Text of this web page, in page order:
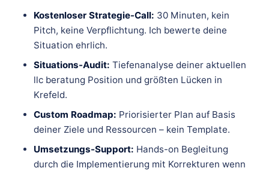
Kostenloser Strategie-Call: 30 Minuten, kein
Pitch, keine Verpflichtung. Ich bewerte deine
Situation ehrlich.
Situations-Audit: Tiefenanalyse deiner aktuellen
llc beratung Position und größten Lücken in
Krefeld.
Custom Roadmap: Priorisierter Plan auf Basis
deiner Ziele und Ressourcen – kein Template.
Umsetzungs-Support: Hands-on Begleitung
durch die Implementierung mit Korrekturen wenn